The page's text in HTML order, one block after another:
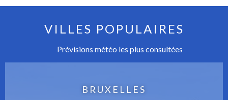
VILLES POPULAIRES
Prévisions météo les plus consultées
BRUXELLES